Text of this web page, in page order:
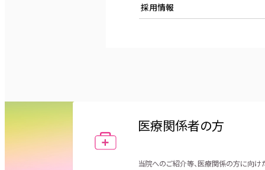
採用情報
医療関係者の方
当院へのご紹介等、医療関係の方に向け